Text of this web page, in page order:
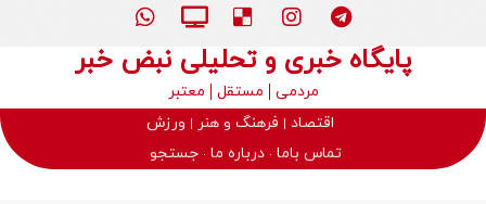
پایگاه خبری و تحلیلی نبض خبر
مردمی مستقل
معتبر
اقتصاد
فرهنگ و هنر
ورزش
تماس باما درباره ما جستجو